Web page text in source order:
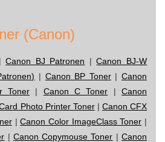
(Canon)
Canon BJ Patronen |Canon BJ-W
| Canon BP Toner|Canon
Toner | Canon C Toner |Canon
Photo Printer Toner| Canon CFX
|Canon Color ImageClass Toner |
| Canon Copymouse Toner | Canon